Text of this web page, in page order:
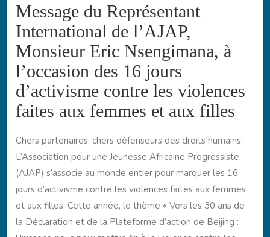
Message du Représentant
International de l’AJAP,
Monsieur Eric Nsengimana, à
l’occasion des 16 jours
d’activisme contre les violences
faites aux femmes et aux filles
Chers partenaires, chers défenseurs des droits humains,
L’Association pour une Jeunesse Africaine Progressiste
(AJAP) s’associe au monde entier pour marquer les 16
jours d’activisme contre les violences faites aux femmes
et aux filles. Cette année, le thème « Vers les 30 ans de
la Déclaration et de la Plateforme d’action de Beijing :